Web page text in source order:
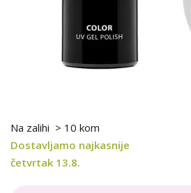
Na zalihi > 10 kom
Dostavljamo najkasnije
četvrtak 13.8.